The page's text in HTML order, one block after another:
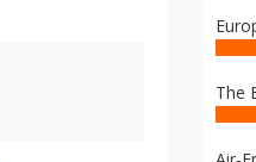
The